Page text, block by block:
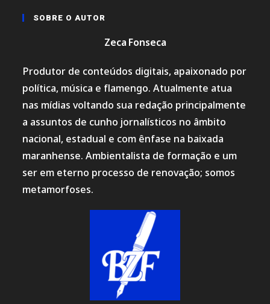
SOBRE O AUTOR
Zeca Fonseca
Produtor de conteúdos digitais, apaixonado por
política, música e flamengo. Atualmente atua
nas mídias voltando sua redação principalmente
a assuntos de cunho jornalísticos no âmbito
nacional, estadual e com ênfase na baixada
maranhense. Ambientalista de formação e um
ser em eterno processo de renovação; somos
metamorfoses.